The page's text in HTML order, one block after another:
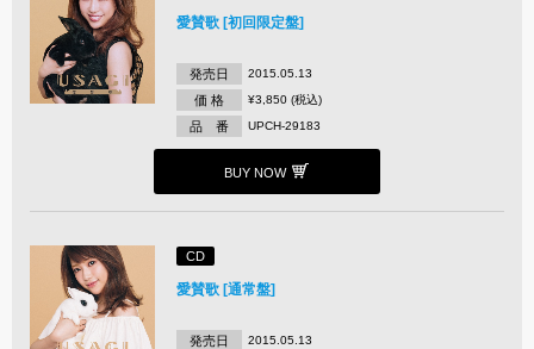
愛賛歌 [初回限定盤]
発売日 2015.05.13
価 格 ¥3,850 (税込)
品 番 UPCH-29183
BUY NOW
CD
愛賛歌 [通常盤]
発売日 2015.05.13